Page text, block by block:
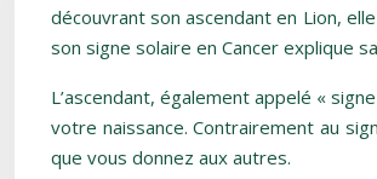
découvrant son ascendant en Lion,
son signe solaire en Cancer explique
L’ascendant, également appelé «
votre naissance. Contrairement au
que vous donnez aux autres.